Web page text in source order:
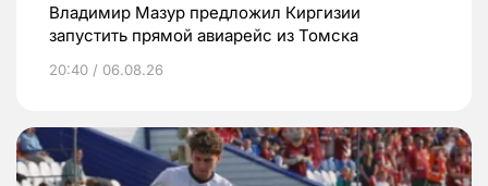
Владимир Мазур предложил Киргизии
запустить прямой авиарейс из Томска
20:40 / 06.08.26